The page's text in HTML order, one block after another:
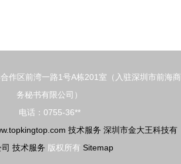
焦智能科
技与技术服
务
作区前湾一路1号A栋201室（入驻深圳市前海商
务秘书有限公司）
电话：0755-36**
技术服务 深圳市金大王科技有
技术服务 版权所有 Sitemap